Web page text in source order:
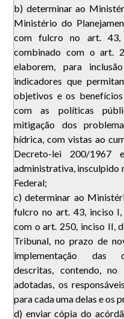
b) determinar ao
Ministério do
com fulcro no art. 43,
combinado com o art.
elaborem, para
indicadores que
objetivos e os
com as políticas
mitigação dos
hídrica, com vistas ao
Decreto-lei 200/1967
administrativa, insculpido
Federal;
c) determinar ao
fulcro no art. 43, inciso
com o art. 250, inciso II,
Tribunal, no prazo de
implementação das
descritas, contendo,
adotadas, os
para cada uma delas e os
d) enviar cópia do